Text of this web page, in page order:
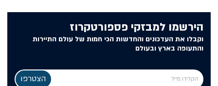
הירשמו למבזקי פספורטקרוז
וקבלו את העדכונים והחדשות הכי חמות של עולם התיירות
והתעופה בארץ ובעולם